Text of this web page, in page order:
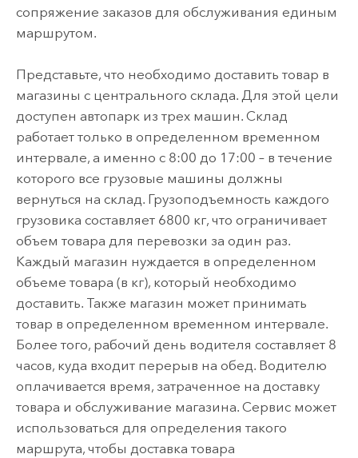
сопряжение заказов для обслуживания единым
маршрутом.
Представьте, что необходимо доставить товар в
магазины с центрального склада. Для этой цели
доступен автопарк из трех машин. Склад
работает только в определенном временном
интервале, а именно с 8:00 до 17:00 – в течение
которого все грузовые машины должны
вернуться на склад. Грузоподъемность каждого
грузовика составляет 6800 кг, что ограничивает
объем товара для перевозки за один раз.
Каждый магазин нуждается в определенном
объеме товара (в кг), который необходимо
доставить. Также магазин может принимать
товар в определенном временном интервале.
Более того, рабочий день водителя составляет 8
часов, куда входит перерыв на обед. Водителю
оплачивается время, затраченное на доставку
товара и обслуживание магазина. Сервис может
использоваться для определения такого
маршрута, чтобы доставка товара